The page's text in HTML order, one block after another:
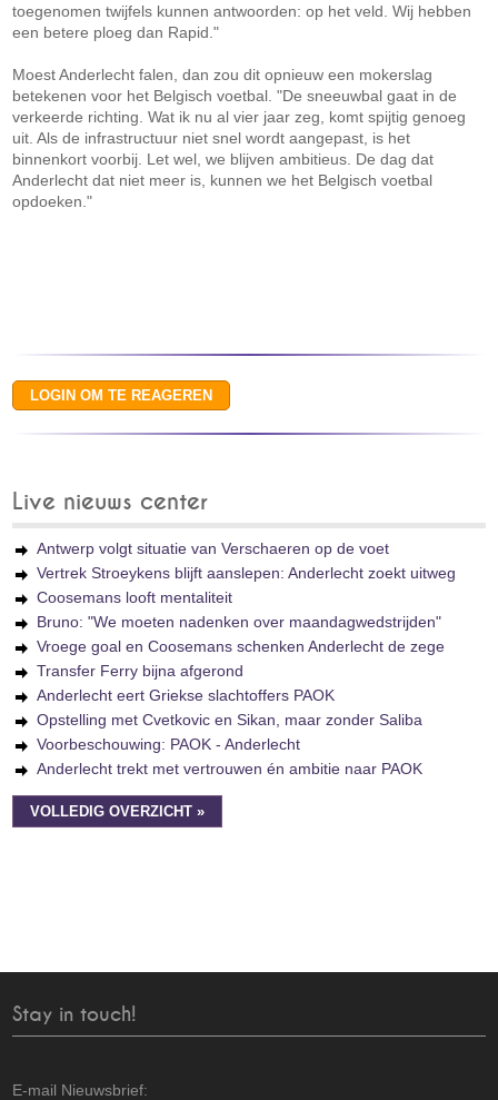
toegenomen twijfels kunnen antwoorden: op het veld. Wij hebben
een betere ploeg dan Rapid."
Moest Anderlecht falen, dan zou dit opnieuw een mokerslag
betekenen voor het Belgisch voetbal. "De sneeuwbal gaat in de
verkeerde richting. Wat ik nu al vier jaar zeg, komt spijtig genoeg
uit. Als de infrastructuur niet snel wordt aangepast, is het
binnenkort voorbij. Let wel, we blijven ambitieus. De dag dat
Anderlecht dat niet meer is, kunnen we het Belgisch voetbal
opdoeken."
Live nieuws center
Antwerp volgt situatie van Verschaeren op de voet
Vertrek Stroeykens blijft aanslepen: Anderlecht zoekt uitweg
Coosemans looft mentaliteit
Bruno: "We moeten nadenken over maandagwedstrijden"
Vroege goal en Coosemans schenken Anderlecht de zege
Transfer Ferry bijna afgerond
Anderlecht eert Griekse slachtoffers PAOK
Opstelling met Cvetkovic en Sikan, maar zonder Saliba
Voorbeschouwing: PAOK - Anderlecht
Anderlecht trekt met vertrouwen én ambitie naar PAOK
VOLLEDIG OVERZICHT »
Stay in touch!
E-mail Nieuwsbrief: